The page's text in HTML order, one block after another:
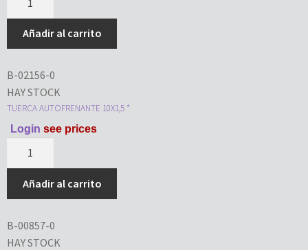
Añadir al carrito
B-02156-0
HAY STOCK
TUERCA AUTOFRENANTE 10X1,5 *
Login see prices
Añadir al carrito
B-00857-0
HAY STOCK